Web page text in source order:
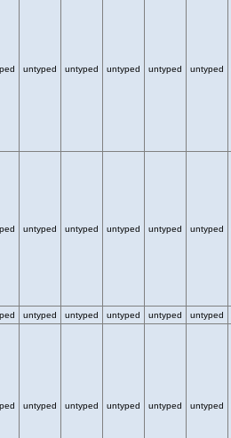
untyped untyped untyped untyped untyped
untyped untyped untyped untyped untyped
untyped untyped untyped untyped untyped
untyped untyped untyped untyped untyped